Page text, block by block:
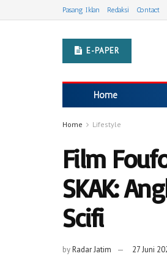
Pasang Iklan Redaksi Contact
E-PAPER
Home
Home Lifestyle
Film
SKAK:
Scifi
byRadar Jatim 27 Juni